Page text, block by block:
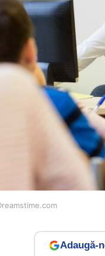
Adaugă-